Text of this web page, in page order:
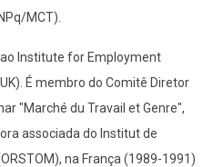
MCT).
Institute for Employment
É membro do Comitê Diretor
"Marché du Travail et Genre",
associada do Institut de
na França (1989-1991)